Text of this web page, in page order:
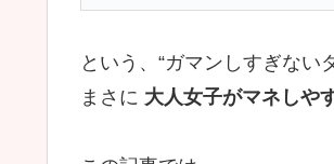
という、“ガマンしすぎない
まさに 大人女子がマネしや